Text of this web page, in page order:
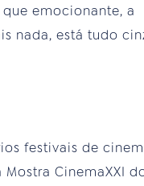
emocionante, a
nada, está tudo
festivais de
CinemaXXI